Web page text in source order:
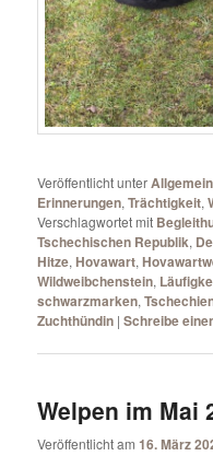
Veröffentlicht unterAllgemein
Erinnerungen,Trächtigkeit,
Verschlagwortet mit
Tschechischen Republik,
Hitze,Hovawart,
Wildweibchenstein,
schwarzmarken,
Zuchthündin |Schreibe
Welpen im Mai
Veröffentlicht am16. März